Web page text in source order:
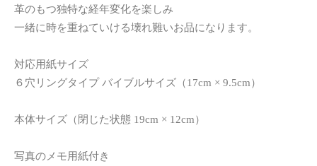
革のもつ独特な経年変化を楽しみ
一緒に時を重ねていける壊れ難いお品になります。
対応用紙サイズ
６穴リングタイプ バイブルサイズ（17cm × 9.5cm）
本体サイズ（閉じた状態 19cm × 12cm）
写真のメモ用紙付き